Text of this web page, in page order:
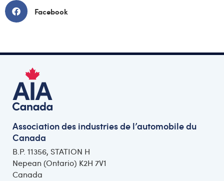
Facebook
Association des industries de l’automobile du
Canada
B.P. 11356, STATION H
Nepean (Ontario) K2H 7V1
Canada